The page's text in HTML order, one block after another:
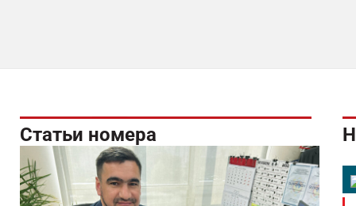
Статьи номера